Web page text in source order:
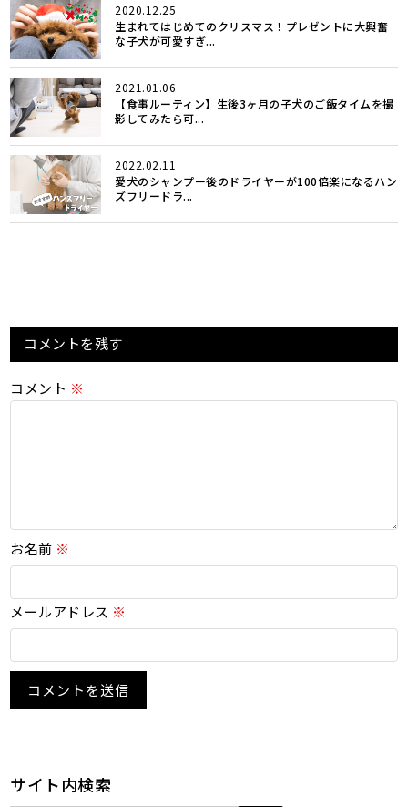
2020.12.25
生まれてはじめてのクリスマス！プレゼントに大興奮
な子犬が可愛すぎ...
2021.01.06
【食事ルーティン】生後3ヶ月の子犬のご飯タイムを撮
影してみたら可...
2022.02.11
愛犬のシャンプー後のドライヤーが100倍楽になるハン
ズフリードラ...
コメントを残す
コメント ※
お名前 ※
メールアドレス ※
サイト内検索